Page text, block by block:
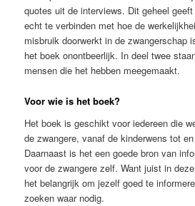
quotes uit de interviews. Dit geheel
echt te verbinden met hoe de
misbruik doorwerkt in de zwangerschap
het boek onontbeerlijk. In deel twee
mensen die het hebben meegemaakt.
Voor wie is het boek?
Het boek is geschikt voor iedereen die
de zwangere, vanaf de kinderwens tot
Daarnaast is het een goede bron van
voor de zwangere zelf. Want juist in
het belangrijk om jezelf goed te
zoeken waar nodig.